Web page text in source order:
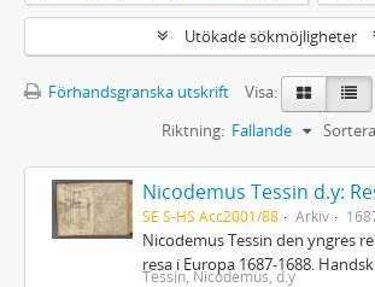
Utökade sökmöjligheter
Förhandsgranska utskrift
Visa:
Riktning: Fallande
Nicodemus Tessin d.y:
SE S-HS Acc2001/88 Arkiv
Nicodemus Tessin den yngres
resa i Europa 1687-1688.
Tessin, Nicodemus, d.y